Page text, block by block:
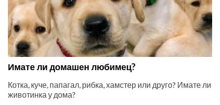
Имате ли домашен любимец?
Котка, куче, папагал, рибка, хамстер или друго? Имате ли
животинка у дома?